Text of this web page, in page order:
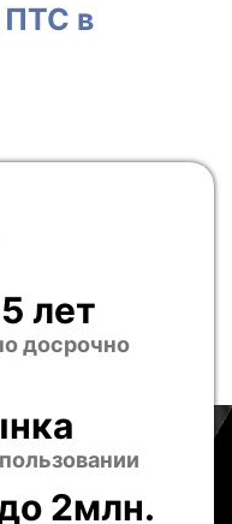
ПТС в
лет
досрочно
2млн.